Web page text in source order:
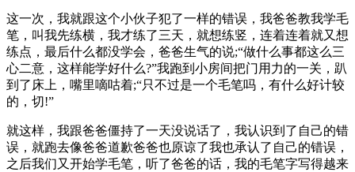
这一次，我就跟这个小伙子犯了一样的错误，我爸爸教我学毛
笔，叫我先练横，我才练了三天，就想练竖，连着连着就又想
练点，最后什么都没学会，爸爸生气的说;“做什么事都这么三
心二意，这样能学好什么?”我跑到小房间把门用力的一关，趴
到了床上，嘴里嘀咕着;“只不过是一个毛笔吗，有什么好计较
的，切!”
就这样，我跟爸爸僵持了一天没说话了，我认识到了自己的错
误，就跑去像爸爸道歉爸爸也原谅了我也承认了自己的错误，
之后我们又开始学毛笔，听了爸爸的话，我的毛笔字写得越来